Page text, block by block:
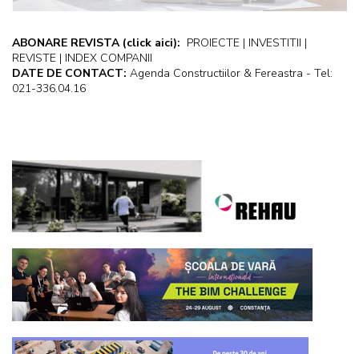
ABONARE REVISTA (click aici): PROIECTE | INVESTITII |
REVISTE | INDEX COMPANII
DATE DE CONTACT: Agenda Constructiilor & Fereastra - Tel:
021-336.04.16